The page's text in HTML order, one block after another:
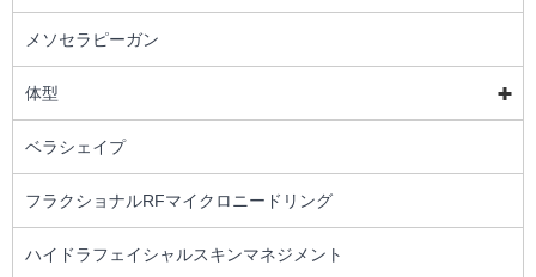
メソセラピーガン
体型
ベラシェイプ
フラクショナルRFマイクロニードリング
ハイドラフェイシャルスキンマネジメント